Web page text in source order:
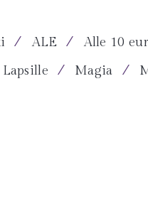
⁄ ALE ⁄ Alle 10
Lapsille ⁄ Magia ⁄